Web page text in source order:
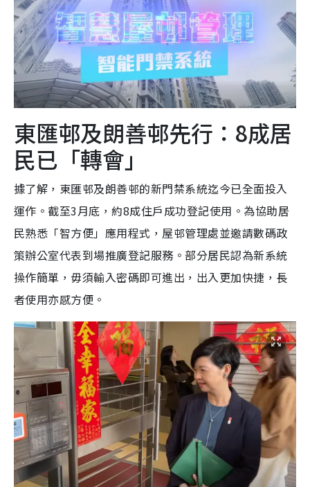
東匯邨及朗善邨先行：8成居
民已「轉會」
據了解，東匯邨及朗善邨的新門禁系統迄今已全面投入
運作。截至3月底，約8成住戶成功登記使用。為協助居
民熟悉「智方便」應用程式，屋邨管理處並邀請數碼政
策辦公室代表到場推廣登記服務。部分居民認為新系統
操作簡單，毋須輸入密碼即可進出，出入更加快捷，長
者使用亦感方便。